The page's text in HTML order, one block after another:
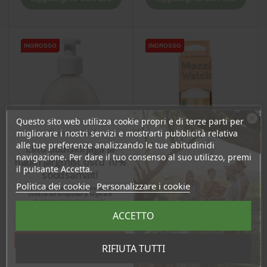
INGROSSO
INGROSSO
Lozione per il corpo con
INGROSSO
INGROSSO
Questo sito web utilizza cookie propri e di terze parti per
migliorare i nostri servizi e mostrarti pubblicità relativa
alle tue preferenze analizzando le tue abitudinidi
navigazione. Per dare il tuo consenso al suo utilizzo, premi
il pulsante Accetta.
Politica dei cookie Personalizzare i cookie
RIFIUTA TUTTI
ACCETTO
Ära veel lahku!
Liitu uudiskirjaga ja
naudi järgmist ostu 10%
soodsamalt!
Sind ootavad spetsiaalsed allahindlused,
eksklusiivsed kampaaniad ja kingitused!
Registreeru e-maili aadressiga ja saad